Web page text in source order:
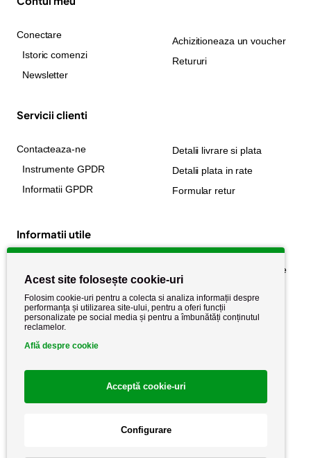
Conectare
Istoric comenzi
Newsletter
Achizitioneaza un voucher
Retururi
Servicii clienti
Contacteaza-ne
Instrumente GPDR
Informatii GPDR
Detalii livrare si plata
Detalii plata in rate
Formular retur
Informatii utile
Politica de cookie
Politica de confidențialitate
Termeni si conditii
Acest site folosește cookie-uri
Folosim cookie-uri pentru a colecta si analiza informații despre
performanța și utilizarea site-ului, pentru a oferi funcții
personalizate pe social media și pentru a îmbunătăți conținutul
reclamelor.
Află despre cookie
Acceptă cookie-uri
Configurare